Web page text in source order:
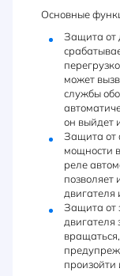
Основные
Защита от
может
службы
он выйдет
Защита от
мощности
реле
позволяет
двигателя
Защита от
двигателя
произойти